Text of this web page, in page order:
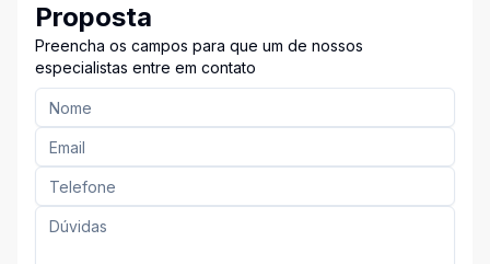
Proposta
Preencha os campos para que um de nossos
especialistas entre em contato